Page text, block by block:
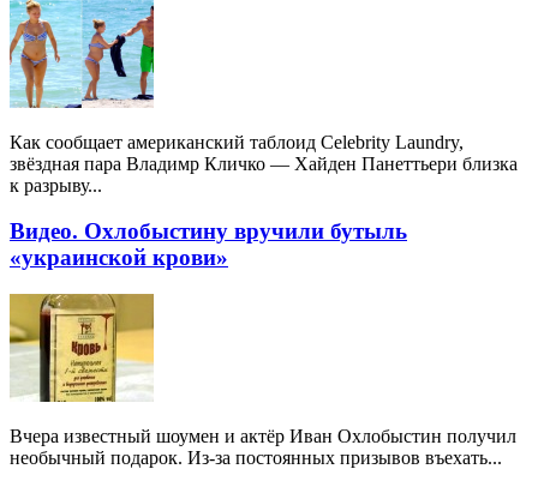
Как сообщает американский таблоид Celebrity Laundry,
звёздная пара Владимр Кличко — Хайден Панеттьери близка
к разрыву...
Видео. Охлобыстину вручили бутыль
«украинской крови»
Вчера известный шоумен и актёр Иван Охлобыстин получил
необычный подарок. Из-за постоянных призывов въехать...